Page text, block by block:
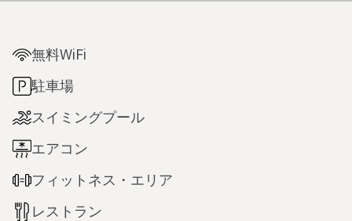
無料WiFi
駐車場
スイミングプール
エアコン
フィットネス・エリア
レストラン